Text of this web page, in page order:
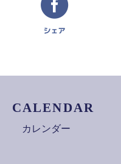
CALENDAR
カレンダー